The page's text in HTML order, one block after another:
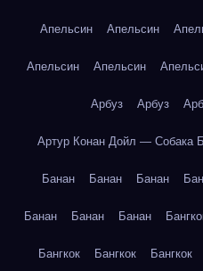
Апельсин Апельсин
Апельсин Апельсин
Арбуз Арбуз
Артур Конан Дойл — Собака
Банан Банан Банан
Банан Банан Банан
Бангкок Бангкок Бангкок